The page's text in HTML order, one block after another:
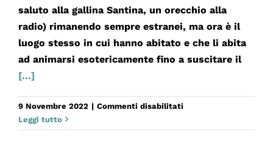
saluto alla gallina Santina, un orecchio alla
radio) rimanendo sempre estranei, ma ora è il
luogo stesso in cui hanno abitato e che li abita
ad animarsi esotericamente fino a suscitare il
[...]
9 Novembre 2022 | Commenti disabilitatisu
Leggi tutto